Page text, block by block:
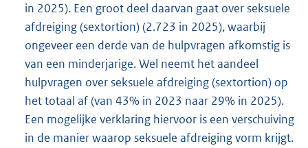
in 2025). Een groot deel daarvan gaat over seksuele
afdreiging (sextortion) (2.723 in 2025), waarbij
ongeveer een derde van de hulpvragen afkomstig is
van een minderjarige. Wel neemt het aandeel
hulpvragen over seksuele afdreiging (sextortion) op
het totaal af (van 43% in 2023 naar 29% in 2025).
Een mogelijke verklaring hiervoor is een verschuiving
in de manier waarop seksuele afdreiging vorm krijgt.